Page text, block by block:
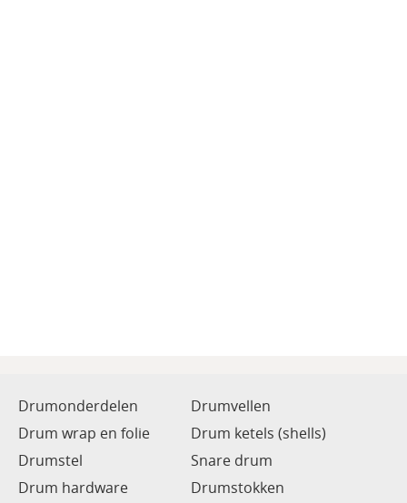
Drumonderdelen
Drumvellen
Drum wrap en folie
Drum ketels (shells)
Drumstel
Snare drum
Drum hardware
Drumstokken